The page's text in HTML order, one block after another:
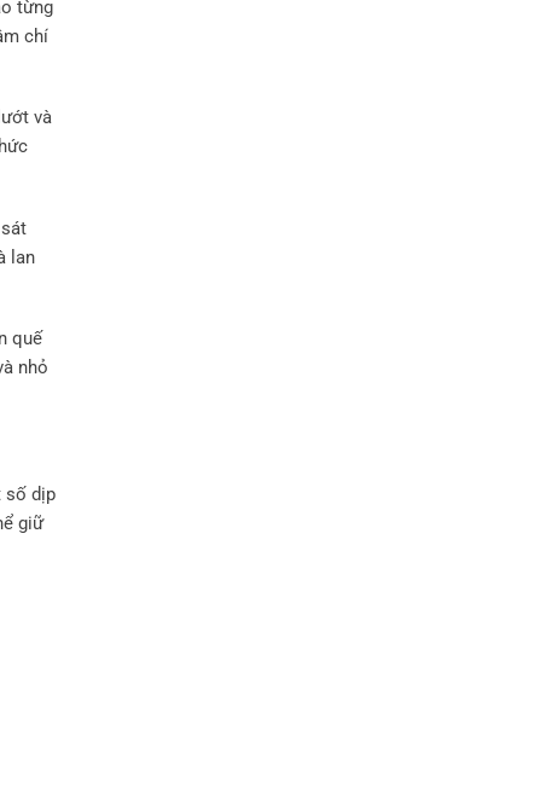
từng
chí
và
lan
quế
nhỏ
số dịp
giữ